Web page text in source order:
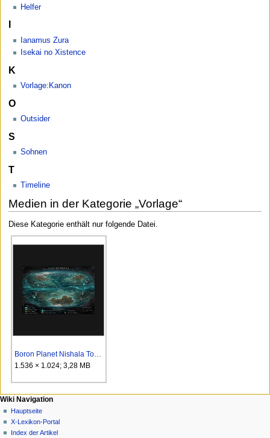
Helfer
Ianamus Zura
Isekai no Xistence
K
Vorlage:Kanon
O
Outsider
S
Sohnen
T
Timeline
Medien in der Kategorie „Vorlage“
Diese Kategorie enthält nur folgende Datei.
Boron Planet Nishala Topografie.png
1.536 × 1.024; 3,28 MB
N
a
v
Seitenaktionen
Kategorie
Diskussion
Lesen
Meine Werkzeuge
Anmelden
Wiki Navigation
Hauptseite
X-Lexikon-Portal
Index der Artikel